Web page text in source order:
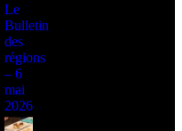
Le
Bulletin
des
régions
– 6
mai
2026